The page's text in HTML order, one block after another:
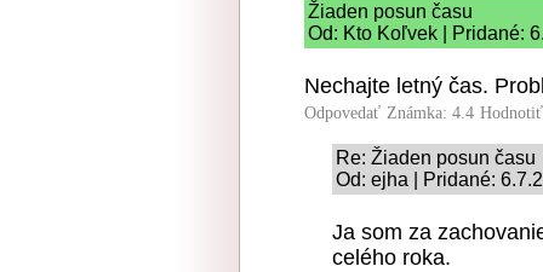
Žiaden posun času
Od: Kto Koľvek | Pridané:
Nechajte letný čas.
Odpovedať Známka: 4.4
Re: Žiaden posun času
Od: ejha | Pridané:
Ja som za
celého roka.